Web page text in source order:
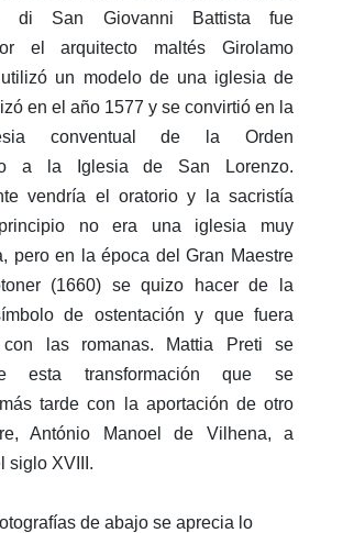
di San Giovanni Battista fue
el arquitecto maltés Girolamo
un modelo de una iglesia de
en el año 1577 y se convirtió en la
conventual de la Orden
a la Iglesia de San Lorenzo.
vendría el oratorio y la sacristía
no era una iglesia muy
pero en la época del Gran Maestre
(1660) se quizo hacer de la
de ostentación y que fuera
con las romanas. Mattia Preti se
esta transformación que se
tarde con la aportación de otro
António Manoel de Vilhena, a
siglo XVIII.
de abajo se aprecia lo